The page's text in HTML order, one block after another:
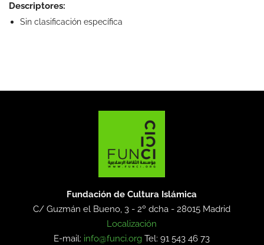
Descriptores:
Sin clasificación específica
Fundación de Cultura Islámica
C/ Guzmán el Bueno, 3 - 2º dcha -28015 Madrid
Localización
E-mail: info@funci.org Tel: 91 543 46 73